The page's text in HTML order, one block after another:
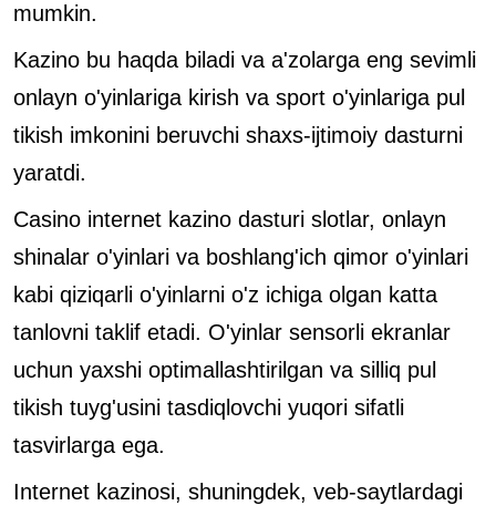
mumkin.
Kazino bu haqda biladi va a'zolarga eng sevimli
onlayn o'yinlariga kirish va sport o'yinlariga pul
tikish imkonini beruvchi shaxs-ijtimoiy dasturni
yaratdi.
Casino internet kazino dasturi slotlar, onlayn
shinalar o'yinlari va boshlang'ich qimor o'yinlari
kabi qiziqarli o'yinlarni o'z ichiga olgan katta
tanlovni taklif etadi. O'yinlar sensorli ekranlar
uchun yaxshi optimallashtirilgan va silliq pul
tikish tuyg'usini tasdiqlovchi yuqori sifatli
tasvirlarga ega.
Internet kazinosi, shuningdek, veb-saytlardagi